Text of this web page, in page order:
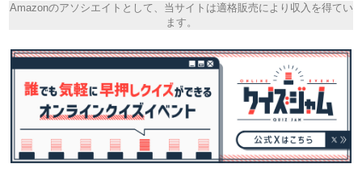
Amazonのアソシエイトとして、当サイトは適格販売により収入を得てい
ます。